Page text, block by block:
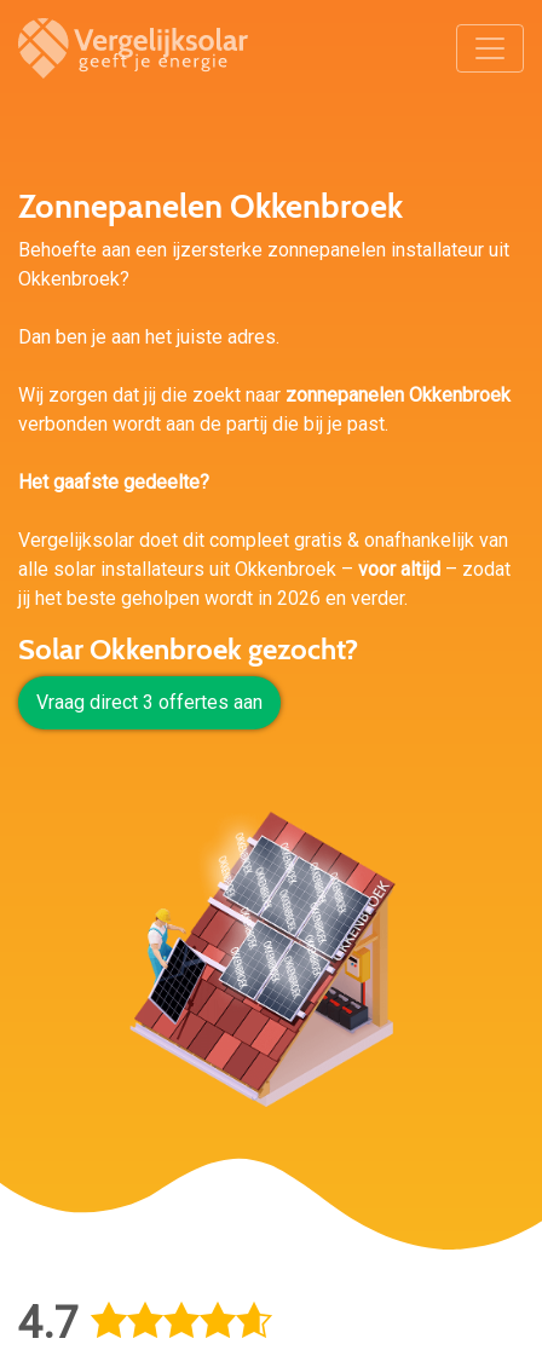
Zonnepanelen Okkenbroek
Behoefte aan een ijzersterke zonnepanelen installateur uit
Okkenbroek?
Dan ben je aan het juiste adres.
Wij zorgen dat jij die zoekt naar zonnepanelen Okkenbroek
verbonden wordt aan de partij die bij je past.
Het gaafste gedeelte?
Vergelijksolar doet dit compleet gratis & onafhankelijk van
alle solar installateurs uit Okkenbroek – voor altijd – zodat
jij het beste geholpen wordt in 2026 en verder.
Solar Okkenbroek gezocht?
Vraag direct 3 offertes aan
4.7